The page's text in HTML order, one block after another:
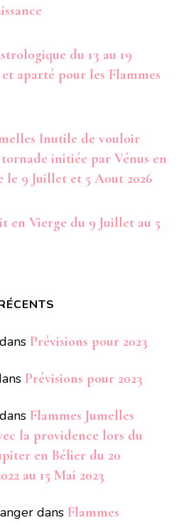
du 13 au 19
aparté pour les Flammes
Inutile de vouloir
initiée par Vénus en
le 9 Juillet et 5 Aout 2026
en Vierge du 9 Juillet au 5
dans Prévisions pour 2023
Prévisions pour 2023
dans Flammes Jumelles
la providence lors du
en Bélier du 20
au 15 Mai 2023
dans Flammes